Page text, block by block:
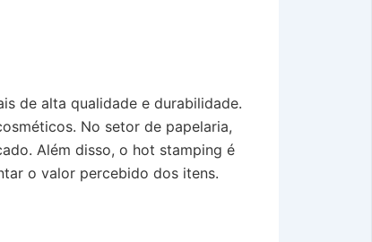
de alta qualidade e durabilidade.
No setor de papelaria,
Além disso, o hot stamping é
o valor percebido dos itens.